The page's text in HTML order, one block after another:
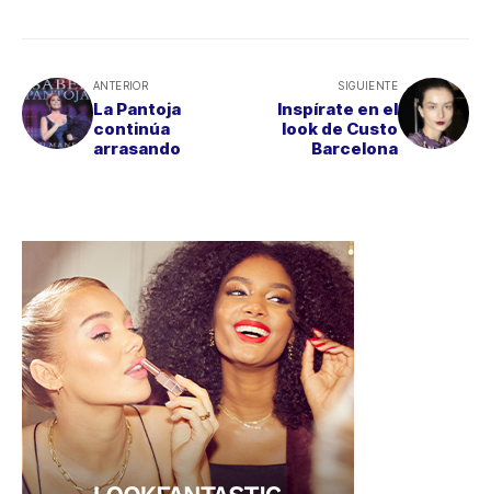
ANTERIOR
La Pantoja
continúa
arrasando
SIGUIENTE
Inspírate en el
look de Custo
Barcelona